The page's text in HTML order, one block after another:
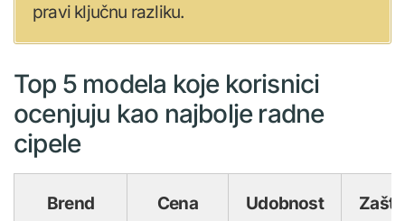
pravi ključnu razliku.
Top 5 modela koje korisnici
ocenjuju kao najbolje radne
cipele
Brend
Cena
Udobnost